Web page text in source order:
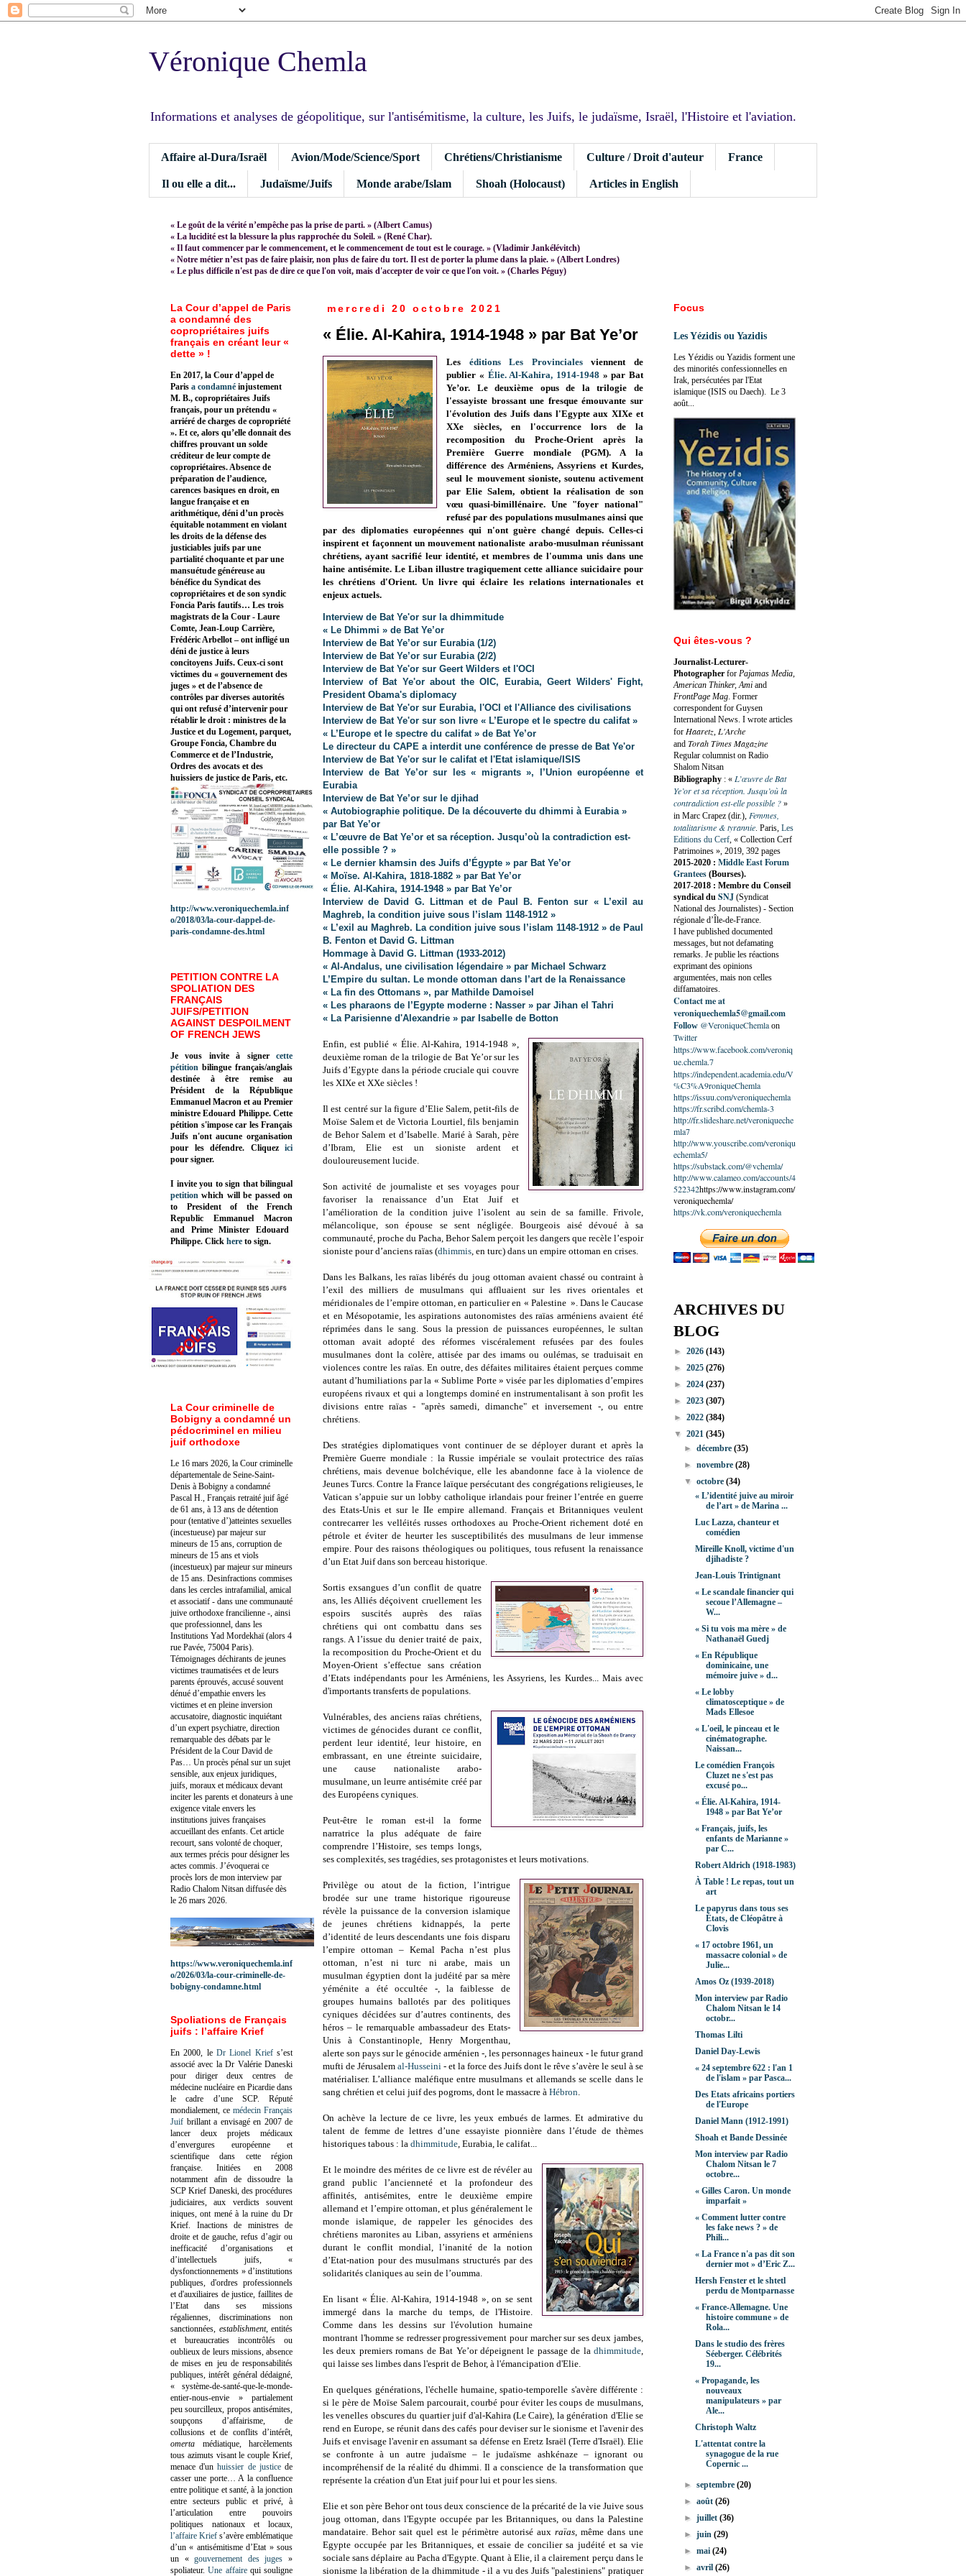
Véronique Chemla
Informations et analyses de géopolitique, sur l'antisémitisme, la culture, les Juifs, le judaïsme, Israël, l'Histoire et l'aviation.
Affaire al-Dura/Israël Avion/Mode/Science/Sport Chrétiens/Christianisme Culture / Droit d'auteur France
Il ou elle a dit... Judaïsme/Juifs Monde arabe/Islam Shoah (Holocaust) Articles in English
« Le goût de la vérité n’empêche pas la prise de parti. » (Albert Camus)
« La lucidité est la blessure la plus rapprochée du Soleil. » (René Char).
« Il faut commencer par le commencement, et le commencement de tout est le courage. » (Vladimir Jankélévitch)
« Notre métier n’est pas de faire plaisir, non plus de faire du tort. Il est de porter la plume dans la plaie. » (Albert Londres)
« Le plus difficile n'est pas de dire ce que l'on voit, mais d'accepter de voir ce que l'on voit. » (Charles Péguy)
mercredi 20 octobre 2021
« Élie. Al-Kahira, 1914-1948 » par Bat Ye’or
Les éditions Les Provincialesviennent de
publier « Élie. Al-Kahira, 1914-1948 » par Bat
Ye’or. Le deuxième opus de la trilogie de
l'essayiste brossant une fresque émouvante sur
l'évolution des Juifs dans l'Egypte aux XIXe et
XXe siècles, en l'occurrence lors de la
recomposition du Proche-Orient après la
Première Guerre mondiale (PGM). A la
différence des Arméniens, Assyriens et Kurdes,
seul le mouvement sioniste, soutenu activement
par Elie Salem, obtient la réalisation de son
vœu quasi-bimillénaire. Une "foyer national"
refusé par des populations musulmanes ainsi que
par des diplomaties européennes qui n'ont guère changé depuis. Celles-ci
inspirent et façonnent un mouvement nationaliste arabo-musulman réunissant
chrétiens, ayant sacrifié leur identité, et membres de l'oumma unis dans une
haine antisémite. Le Liban illustre tragiquement cette alliance suicidaire pour
les chrétiens d'Orient. Un livre qui éclaire les relations internationales et
enjeux actuels.
Interview de Bat Ye'or sur la dhimmitude
« Le Dhimmi » de Bat Ye’or
Interview de Bat Ye’or sur Eurabia (1/2)
Interview de Bat Ye’or sur Eurabia (2/2)
Interview de Bat Ye'or sur Geert Wilders et l'OCI
Interview of Bat Ye'or about the OIC, Eurabia, Geert Wilders' Fight,
President Obama's diplomacy
Interview de Bat Ye'or sur Eurabia, l'OCI et l'Alliance des civilisations
Interview de Bat Ye'or sur son livre « L’Europe et le spectre du califat »
« L’Europe et le spectre du califat » de Bat Ye’or
Le directeur du CAPE a interdit une conférence de presse de Bat Ye'or
Interview de Bat Ye'or sur le califat et l'Etat islamique/ISIS
Interview de Bat Ye’or sur les « migrants », l’Union européenne et
Eurabia
Interview de Bat Ye’or sur le djihad
« Autobiographie politique. De la découverte du dhimmi à Eurabia »
par Bat Ye’or
« L’œuvre de Bat Ye’or et sa réception. Jusqu’où la contradiction est-
elle possible ? »
« Le dernier khamsin des Juifs d’Égypte » par Bat Ye’or
« Moïse. Al-Kahira, 1818-1882 » par Bat Ye’or
« Élie. Al-Kahira, 1914-1948 » par Bat Ye’or
Interview de David G. Littman et de Paul B. Fenton sur « L’exil au
Maghreb, la condition juive sous l’islam 1148-1912 »
« L’exil au Maghreb. La condition juive sous l’islam 1148-1912 » de Paul
B. Fenton et David G. Littman
Hommage à David G. Littman (1933-2012)
« Al-Andalus, une civilisation légendaire » par Michael Schwarz
L’Empire du sultan. Le monde ottoman dans l’art de la Renaissance
« La fin des Ottomans », par Mathilde Damoisel
« Les pharaons de l’Egypte moderne : Nasser » par Jihan el Tahri
« La Parisienne d'Alexandrie » par Isabelle de Botton
Enfin, est publié « Élie. Al-Kahira, 1914-1948 »,
deuxième roman de la trilogie de Bat Ye’or sur les
Juifs d’Egypte dans la période cruciale qui couvre
les XIXe et XXe siècles !
Il est centré sur la figure d’Elie Salem, petit-fils de
Moïse Salem et de Victoria Lourtiel, fils benjamin
de Behor Salem et d’Isabelle. Marié à Sarah, père
d’Ibram, Elie est un sioniste ardent et
douloureusement lucide.
Son activité de journaliste et ses voyages pour
favoriser la renaissance d’un Etat Juif et
l’amélioration de la condition juive l’isolent au sein de sa famille. Frivole,
mélancolique, son épouse se sent négligée. Bourgeois aisé dévoué à sa
communauté, proche du Pacha, Behor Salem perçoit les dangers que recèle l’espoir
sioniste pour d’anciens raïas (dhimmis, en turc) dans un empire ottoman en crises.
Dans les Balkans, les raïas libérés du joug ottoman avaient chassé ou contraint à
l’exil des milliers de musulmans qui affluaient sur les rives orientales et
méridionales de l’empire ottoman, en particulier en « Palestine ». Dans le Caucase
et en Mésopotamie, les aspirations autonomistes des raïas arméniens avaient été
réprimées dans le sang. Sous la pression de puissances européennes, le sultan
ottoman avait adopté des réformes viscéralement refusées par des foules
musulmanes dont la colère, attisée par des imams ou oulémas, se traduisait en
violences contre les raïas. En outre, des défaites militaires étaient perçues comme
autant d’humiliations par la « Sublime Porte » visée par les diplomaties d’empires
européens rivaux et qui a longtemps dominé en instrumentalisant à son profit les
divisions entre raïas - "après samedi, dimanche" et inversement -, ou entre
chrétiens.
Des stratégies diplomatiques vont continuer de se déployer durant et après la
Première Guerre mondiale : la Russie impériale se voulait protectrice des raïas
chrétiens, mais devenue bolchévique, elle les abandonne face à la violence de
Jeunes Turcs. Contre la France laïque persécutant des congrégations religieuses, le
Vatican s’appuie sur un lobby catholique irlandais pour freiner l’entrée en guerre
des Etats-Unis et sur le IIe empire allemand. Français et Britanniques veulent
contrecarrer les velléités russes orthodoxes au Proche-Orient richement doté en
pétrole et éviter de heurter les susceptibilités des musulmans de leur immense
empire. Pour des raisons théologiques ou politiques, tous refusent la renaissance
d’un Etat Juif dans son berceau historique.
Sortis exsangues d’un conflit de quatre
ans, les Alliés déçoivent cruellement les
espoirs suscités auprès des raïas
chrétiens qui ont combattu dans ses
rangs. A l’issue du denier traité de paix,
la recomposition du Proche-Orient et du
Moyen-Orient s’effectue sans création
d’Etats indépendants pour les Arméniens, les Assyriens, les Kurdes... Mais avec
d'importants transferts de populations.
Vulnérables, des anciens raïas chrétiens,
victimes de génocides durant ce conflit,
perdent leur identité, leur histoire, en
embrassant, en une étreinte suicidaire,
une cause nationaliste arabo-
musulmane, un leurre antisémite créé par
des Européens cyniques.
Peut-être le roman est-il la forme
narratrice la plus adéquate de faire
comprendre l’Histoire, ses temps longs,
ses complexités, ses tragédies, ses protagonistes et leurs motivations.
Privilège ou atout de la fiction, l’intrigue
brodée sur une trame historique rigoureuse
révèle la puissance de la conversion islamique
de jeunes chrétiens kidnappés, la perte
d’identité de leurs descendants une fois disparu
l’empire ottoman – Kemal Pacha n’est plus
ottoman, n’est ni turc ni arabe, mais un
musulman égyptien dont la judéité par sa mère
yéménite a été occultée -, la faiblesse de
groupes humains ballotés par des politiques
cyniques décidées sur d’autres continents, des
héros – le remarquable ambassadeur des Etats-
Unis à Constantinople, Henry Morgenthau,
alerte son pays sur le génocide arménien -, les personnages haineux - le futur grand
mufti de Jérusalem al-Husseini - et la force des Juifs dont le rêve s’avère le seul à se
matérialiser. L’alliance maléfique entre musulmans et allemands se scelle dans le
sang chrétien et celui juif des pogroms, dont le massacre à Hébron.
On achève la lecture de ce livre, les yeux embués de larmes. Et admirative du
talent de femme de lettres d’une essayiste pionnière dans l’étude de thèmes
historiques tabous : la dhimmitude, Eurabia, le califat...
Et le moindre des mérites de ce livre est de révéler au
grand public l’ancienneté et la profondeur des
affinités, antisémites, entre le deuxième empire
allemand et l’empire ottoman, et plus généralement le
monde islamique, de rappeler les génocides des
chrétiens maronites au Liban, assyriens et arméniens
durant le conflit mondial, l’inanité de la notion
d’Etat-nation pour des musulmans structurés par des
solidarités claniques au sein de l’oumma.
En lisant « Élie. Al-Kahira, 1914-1948 », on se sent
immergé dans la marche du temps, de l'Histoire.
Comme dans les dessins sur l'évolution humaine
montrant l'homme se redresser progressivement pour marcher sur ses deux jambes,
les deux premiers romans de Bat Ye’or dépeignent le passage de la dhimmitude,
qui laisse ses limbes dans l'esprit de Behor, à l'émancipation d'Elie.
En quelques générations, l'échelle humaine, spatio-temporelle s'avère différente :
si le père de Moïse Salem parcourait, courbé pour éviter les coups de musulmans,
les venelles obscures du quartier juif d'al-Kahira (Le Caire), la génération d'Elie se
rend en Europe, se réunit dans des cafés pour deviser sur le sionisme et l'avenir des
Juifs et envisage l'avenir en assumant sa défense en Eretz Israël (Terre d'Israël). Elie
se confronte à un autre judaïsme – le judaïsme ashkénaze – ignorant ou
incompréhensif de la réalité du dhimmi. Il a conscience de la transformation que
représente la création d'un Etat juif pour lui et pour les siens.
Elie et son père Behor ont tous deux conscience de la précarité de la vie Juive sous
joug ottoman, dans l'Egypte occupée par les Britanniques, ou dans la Palestine
mandataire. Behor sait quel est le périmètre autorisé aux raïas, même dans une
Egypte occupée par les Britanniques, et essaie de concilier sa judéité et sa vie
sociale sans déplaire au Pacha d'Egypte. Quant à Elie, il a clairement perçu dans le
sionisme la libération de la dhimmitude - il a vu des Juifs "palestiniens" pratiquer
La Cour d’appel de Paris
a condamné des
copropriétaires juifs
français en créant leur «
dette » !
En 2017, la Cour d’appel de
Paris a condamné injustement
M. B., copropriétaires Juifs
français, pour un prétendu «
arriéré de charges de copropriété
». Et ce, alors qu’elle donnait des
chiffres prouvant un solde
créditeur de leur compte de
copropriétaires. Absence de
préparation de l’audience,
carences basiques en droit, en
langue française et en
arithmétique, déni d’un procès
équitable notamment en violant
les droits de la défense des
justiciables juifs par une
partialité choquante et par une
mansuétude généreuse au
bénéfice du Syndicat des
copropriétaires et de son syndic
Foncia Paris fautifs… Les trois
magistrats de la Cour - Laure
Comte, Jean-Loup Carrière,
Frédéric Arbellot – ont infligé un
déni de justice à leurs
concitoyens Juifs. Ceux-ci sont
victimes du « gouvernement des
juges » et de l’absence de
contrôles par diverses autorités
qui ont refusé d’intervenir pour
rétablir le droit : ministres de la
Justice et du Logement, parquet,
Groupe Foncia, Chambre du
Commerce et de l’Industrie,
Ordres des avocats et des
huissiers de justice de Paris, etc.
http://www.veroniquechemla.inf
o/2018/03/la-cour-dappel-de-
paris-condamne-des.html
PETITION CONTRE LA
SPOLIATION DES
FRANÇAIS
JUIFS/PETITION
AGAINST DESPOILMENT
OF FRENCH JEWS
Je vous invite à signer cette
pétition bilingue français/anglais
destinée à être remise au
Président de la République
Emmanuel Macron et au Premier
ministre Edouard Philippe. Cette
pétition s'impose car les Français
Juifs n'ont aucune organisation
pour les défendre. Cliquez
ici
pour signer.
I invite you to sign that bilingual
petition which will be passed on
to President of the French
Republic Emmanuel Macron
and Prime Minister Edouard
Philippe. Click here to sign.
La Cour criminelle de
Bobigny a condamné un
pédocriminel en milieu
juif orthodoxe
Le 16 mars 2026, la Cour criminelle
départementale de Seine-Saint-
Denis à Bobigny a condamné
Pascal H., Français retraité juif âgé
de 61 ans, à 13 ans de détention
pour (tentative d’)atteintes sexuelles
(incestueuse) par majeur sur
mineurs de 15 ans, corruption de
mineurs de 15 ans et viols
(incestueux) par majeur sur mineurs
de 15 ans. Desinfractions commises
dans les cercles intrafamilial, amical
et associatif - dans une communauté
juive orthodoxe francilienne -, ainsi
que professionnel, dans les
Institutions Yad Mordekhaï (alors 4
rue Pavée, 75004 Paris).
Témoignages déchirants de jeunes
victimes traumatisées et de leurs
parents éprouvés, accusé souvent
dénué d’empathie envers les
victimes et en pleine inversion
accusatoire, diagnostic inquiétant
d’un expert psychiatre, direction
remarquable des débats par le
Président de la Cour David de
Pas… Un procès pénal sur un sujet
sensible, aux enjeux juridiques,
juifs, moraux et médicaux devant
inciter les parents et donateurs à une
exigence vitale envers les
institutions juives françaises
accueillant des enfants. Cet article
recourt, sans volonté de choquer,
aux termes précis pour désigner les
actes commis. J’évoquerai ce
procès lors de mon interview par
Radio Chalom Nitsan diffusée dès
le 26 mars 2026.
https://www.veroniquechemla.inf
o/2026/03/la-cour-criminelle-de-
bobigny-condamne.html
Spoliations de Français
juifs : l’affaire Krief
En 2000, le Dr Lionel Kriefs’est
associé avec la Dr Valérie Daneski
pour diriger deux centres de
médecine nucléaire en Picardie dans
le cadre d’une SCP. Réputé
mondialement, ce médecin Français
Juif brillant a envisagé en 2007 de
lancer deux projets médicaux
d’envergures européenne et
scientifique dans cette région
française. Initiées en 2008
notamment afin de dissoudre la
SCP Krief Daneski, des procédures
judiciaires, aux verdicts souvent
iniques, ont mené à la ruine du Dr
Krief. Inactions de ministres de
droite et de gauche, refus d’agir ou
inefficacité d’organisations et
d’intellectuels juifs, «
dysfonctionnements » d’institutions
publiques, d'ordres professionnels
et d'auxiliaires de justice, faillites de
l’Etat dans ses missions
régaliennes, discriminations non
sanctionnées, establishment, entités
et bureaucraties incontrôlés ou
oublieux de leurs missions, absence
de mises en jeu de responsabilités
publiques, intérêt général dédaigné,
« système-de-santé-que-le-monde-
entier-nous-envie » partialement
peu sourcilleux, propos antisémites,
soupçons d’affairisme, de
collusions et de conflits d’intérêt,
omerta médiatique, harcèlements
tous azimuts visant le couple Krief,
menace d'unhuissier de justicede
casser une porte… A la confluence
entre politique et santé, à la jonction
entre secteurs public et privé, à
l’articulation entre pouvoirs
politiques nationaux et locaux,
l’affaire Krief s’avère emblématique
d’un « antisémitisme d’Etat » sous
un «gouvernement des juges »
spoliateur.Une affairequi souligne
Focus
Les Yézidis ou Yazidis
Les Yézidis ou Yazidis forment une
des minorités confessionnelles en
Irak, persécutées par l'Etat
islamique (ISIS ou Daech). Le 3
août...
Qui êtes-vous ?
Journalist-Lecturer-
Photographer for Pajamas Media,
American Thinker, Ami and
FrontPage Mag. Former
correspondent for Guysen
International News. I wrote articles
for Haaretz, L'Arche
and Torah Times Magazine
Regular columnist on Radio
Shalom Nitsan
Bibliography : « L’œuvre de Bat
Ye’or et sa réception. Jusqu’où la
contradiction est-elle possible ? »
in Marc Crapez (dir.), Femmes,
totalitarisme & tyrannie. Paris, Les
Editions du Cerf, « Collection Cerf
Patrimoines », 2019, 392 pages
2015-2020 : Middle East Forum
Grantees (Bourses).
2017-2018 : Membre du Conseil
syndical du SNJ (Syndicat
National des Journalistes) - Section
régionale d’Île-de-France.
I have published documented
messages, but not defamating
remarks. Je publie les réactions
exprimant des opinions
argumentées, mais non celles
diffamatoires.
Contact me at
veroniquechemla5@gmail.com
Follow @VeroniqueChemlaon
Twitter
https://www.facebook.com/veroniq
ue.chemla.7
https://independent.academia.edu/V
%C3%A9roniqueChemla
https://issuu.com/veroniquechemla
https://fr.scribd.com/chemla-3
http://fr.slideshare.net/veroniqueche
mla7
http://www.youscribe.com/veroniqu
echemla5/
https://substack.com/@vchemla/
http://www.calameo.com/accounts/4
522342https://www.instagram.com/
veroniquechemla/
https://vk.com/veroniquechemla
ARCHIVES DU
BLOG
► 2026 (143)
► 2025 (276)
► 2024 (237)
► 2023 (307)
► 2022 (384)
▼ 2021 (345)
►décembre(35)
►novembre(28)
▼octobre(34)
« L’identité juive au miroir
de l’art » de Marina ...
Luc Lazza, chanteur et
comédien
Mireille Knoll, victime d'un
djihadiste ?
Jean-Louis Trintignant
« Le scandale financier qui
secoue l’Allemagne –
W...
« Si tu vois ma mère » de
Nathanaël Guedj
« En République
dominicaine, une
mémoire juive » d...
« Le lobby
climatosceptique » de
Mads Ellesoe
« L'oeil, le pinceau et le
cinématographe.
Naissan...
Le comédien François
Cluzet ne s'est pas
excusé po...
« Élie. Al-Kahira, 1914-
1948 » par Bat Ye’or
« Français, juifs, les
enfants de Marianne »
par C...
Robert Aldrich (1918-1983)
À Table ! Le repas, tout un
art
Le papyrus dans tous ses
États, de Cléopâtre à
Clovis
« 17 octobre 1961, un
massacre colonial » de
Julie...
Amos Oz (1939-2018)
Mon interview par Radio
Chalom Nitsan le 14
octobr...
Thomas Lilti
Daniel Day-Lewis
« 24 septembre 622 : l'an 1
de l'islam » par Pasca...
Des Etats africains portiers
de l'Europe
Daniel Mann (1912-1991)
Shoah et Bande Dessinée
Mon interview par Radio
Chalom Nitsan le 7
octobre...
« Gilles Caron. Un monde
imparfait »
« Comment lutter contre
les fake news ? » de
Phili...
« La France n'a pas dit son
dernier mot » d’Eric Z...
Hersh Fenster et le shtetl
perdu de Montparnasse
« France-Allemagne. Une
histoire commune » de
Rola...
Dans le studio des frères
Séeberger. Célébrités
19...
« Propagande, les
nouveaux
manipulateurs » par
Ale...
Christoph Waltz
L'attentat contre la
synagogue de la rue
Copernic ...
►septembre(20)
►août(26)
►juillet(36)
►juin(29)
►mai(24)
►avril(26)